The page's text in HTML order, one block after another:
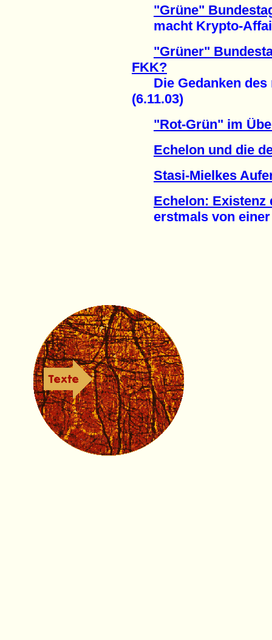
"Grüne"
macht Krypto-
"Grüner"
FKK?
Die Gedanken des
(6.11.03)
"Rot-Grün" im
Echelon und die
Stasi-Mielkes
Echelon: Existenz
erstmals von einer